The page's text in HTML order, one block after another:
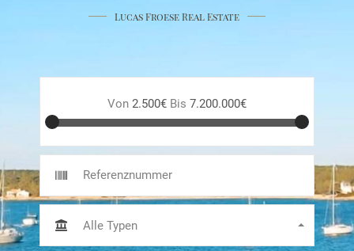
Lucas Froese Real Estate
Von 2.500€ Bis 7.200.000€
Alle Typen